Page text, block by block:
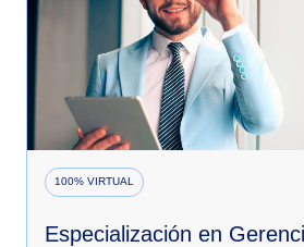
100% VIRTUAL
Especialización en